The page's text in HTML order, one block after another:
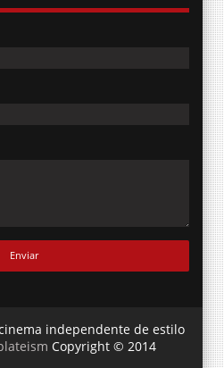
independente de estilo
Copyright © 2014